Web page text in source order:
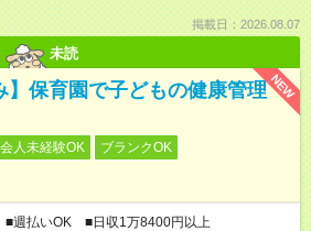
掲載日：2026.08.07
未読
NEW
】保育園で子どもの健康管理
人未経験OK
ブランクOK
週払いOK ■日収1万8400円以上